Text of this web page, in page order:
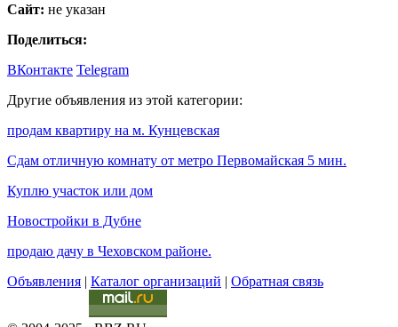
Сайт: не указан
Поделиться:
ВКонтакте Telegram
Другие объявления из этой категории:
продам квартиру на м. Кунцевская
Сдам отличную комнату от метро Первомайская 5 мин.
Куплю участок или дом
Новостройки в Дубне
продаю дачу в Чеховском районе.
Объявления | Каталог организаций | Обратная связь